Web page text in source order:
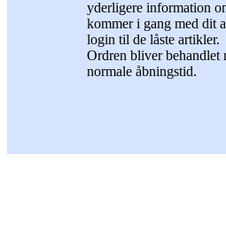
yderligere information
kommer i gang med dit
login til de låste artikler.
Ordren bliver behandlet
normale åbningstid.